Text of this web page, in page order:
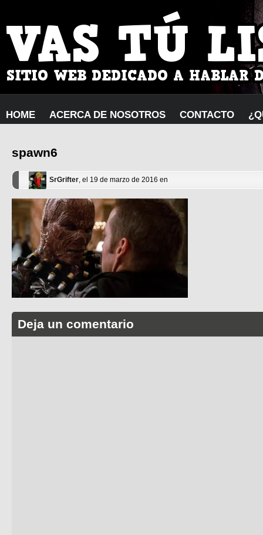
HOME ACERCA DE NOSOTROS CONTACTO
spawn6
SrGrifter, el 19 de marzo de 2016 en
Deja un comentario